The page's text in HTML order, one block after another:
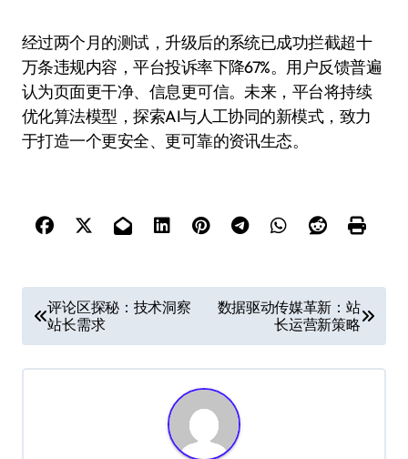
经过两个月的测试，升级后的系统已成功拦截超十
万条违规内容，平台投诉率下降67%。用户反馈普遍
认为页面更干净、信息更可信。未来，平台将持续
优化算法模型，探索AI与人工协同的新模式，致力
于打造一个更安全、更可靠的资讯生态。
章
导
评论区探秘：技术洞察
站长需求
数据驱动传媒革新：站
长运营新策略